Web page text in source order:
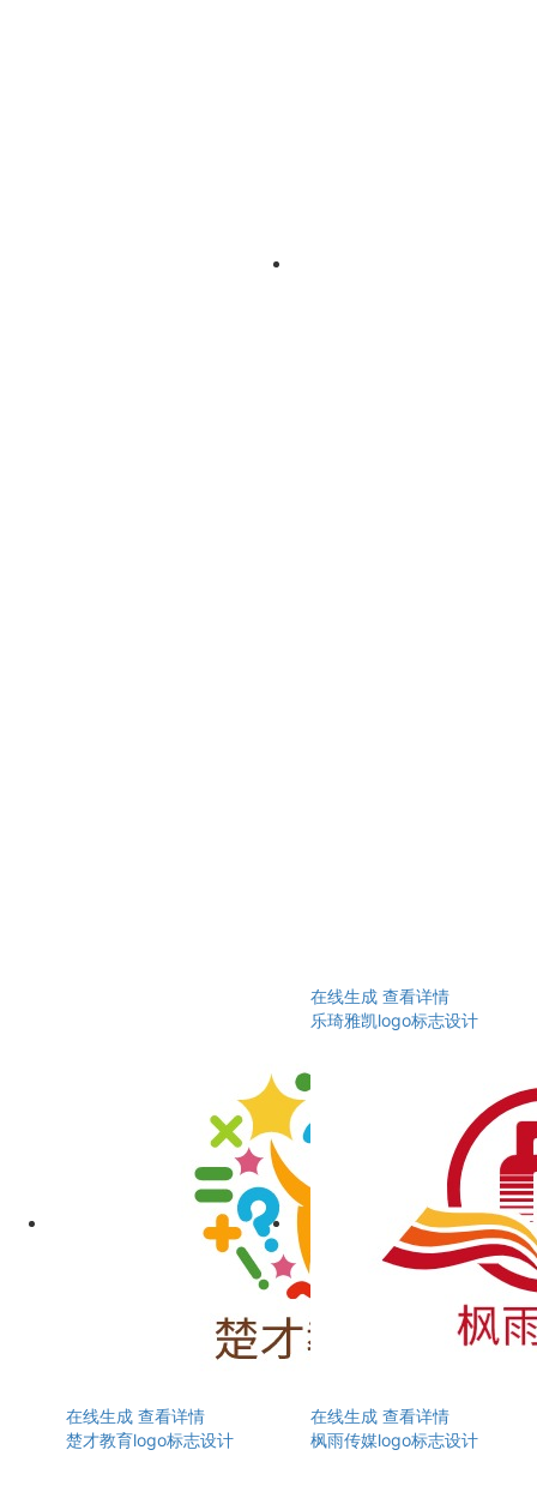
在线生成 查看详情
乐琦雅凯logo标志设计
在线生成 查看详情
楚才教育logo标志设计
在线生成 查看详情
枫雨传媒logo标志设计